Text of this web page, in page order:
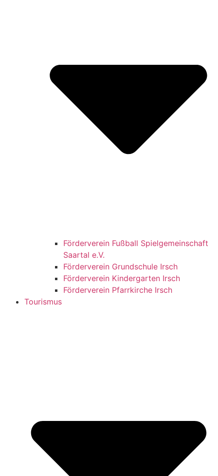
Förderverein Fußball Spielgemeinschaft
Saartal e.V.
Förderverein Grundschule Irsch
Förderverein Kindergarten Irsch
Förderverein Pfarrkirche Irsch
Tourismus